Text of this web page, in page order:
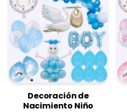
Decoración de
Nacimiento Niño